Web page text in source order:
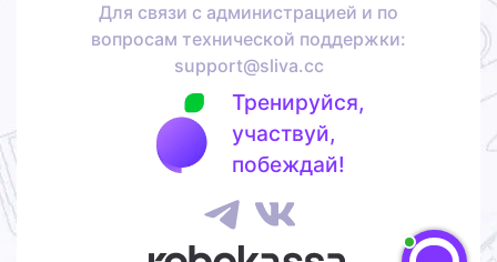
Для связи с администрацией и по
вопросам технической поддержки:
support@sliva.cc
Тренируйся,
участвуй,
побеждай!